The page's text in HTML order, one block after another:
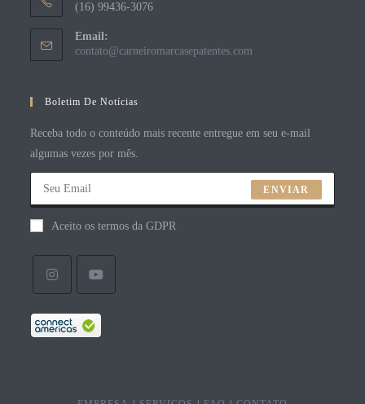
(16) 99436-3076
Email:
contato@carneiromarcasepatentes.com
Boletim De Notícias
Receba todo o conteúdo mais recente entregue em seu e-mail
algumas vezes por mês.
ENVIAR
Aceito os termos da GDPR